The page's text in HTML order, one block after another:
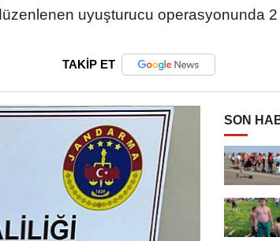
uyuşturucu operasyonunda
TAKİP ET
SON